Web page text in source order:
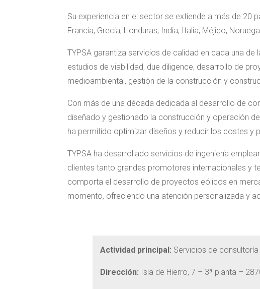
Su experiencia en el sector se extiende a más de 20
Francia, Grecia, Honduras, India, Italia, Méjico,
TYPSA garantiza servicios de calidad en cada una
estudios de viabilidad, due diligence, desarrollo de
medioambiental, gestión de la construcción y
Con más de una década dedicada al desarrollo de
diseñado y gestionado la construcción y operación
ha permitido optimizar diseños y reducir los costes
TYPSA ha desarrollado servicios de ingeniería
clientes tanto grandes promotores internacionales y
comporta el desarrollo de proyectos eólicos en
momento, ofreciendo una atención personalizada y
Actividad principal: Servicios de consultoría
Dirección: Isla de Hierro, 7 – 3ª planta –